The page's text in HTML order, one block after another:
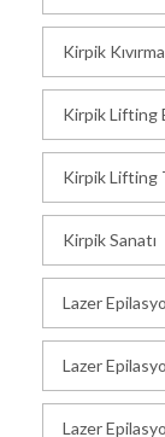
Kirpik
Kirpik Lifting
Kirpik Lifting
Kirpik Sanatı
Lazer
Lazer
Lazer